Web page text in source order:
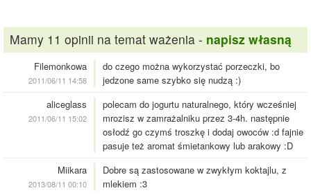
Mamy 11 opinii na temat ważenia - napisz własną
Filemonkowa
2011/06/11 14:58
do czego można wykorzystać porzeczki, bo
jedzone same szybko się nudzą :)
aliceglass
2011/06/11 15:02
polecam do jogurtu naturalnego, który wcześniej
mrozisz w zamrażalniku przez 3-4h. następnie
osłodź go czymś troszkę i dodaj owoców :d fajnie
pasuje też aromat śmietankowy lub arakowy :D
Miikara
2013/08/11 00:10
Dobre są zastosowane w zwykłym koktajlu, z
mlekiem :3